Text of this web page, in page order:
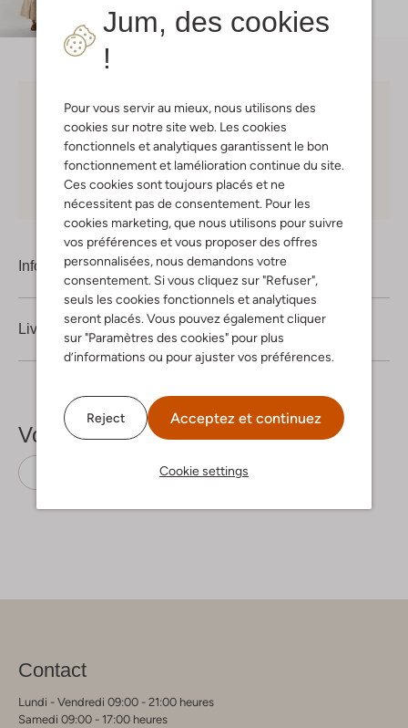
Jum, des cookies
!
Pour vous servir au mieux, nous utilisons des
cookies sur notre site web. Les cookies
fonctionnels et analytiques garantissent le bon
fonctionnement et lamélioration continue du site.
Ces cookies sont toujours placés et ne
nécessitent pas de consentement. Pour les
cookies marketing, que nous utilisons pour suivre
vos préférences et vous proposer des offres
personnalisées, nous demandons votre
consentement. Si vous cliquez sur "Refuser",
seuls les cookies fonctionnels et analytiques
seront placés. Vous pouvez également cliquer
sur "Paramètres des cookies" pour plus
d’informations ou pour ajuster vos préférences.
Reject Acceptez et continuez
Cookie settings
Choisissez vous-même votre moment de livraison
30 joursde retours
Shopping en ligne en toute sécurité
Information produit
Livraison & retours
Voir plus
Y.a.s. Lin
Contact
Lundi - Vendredi 09:00 - 21:00 heures
Samedi 09:00 - 17:00 heures